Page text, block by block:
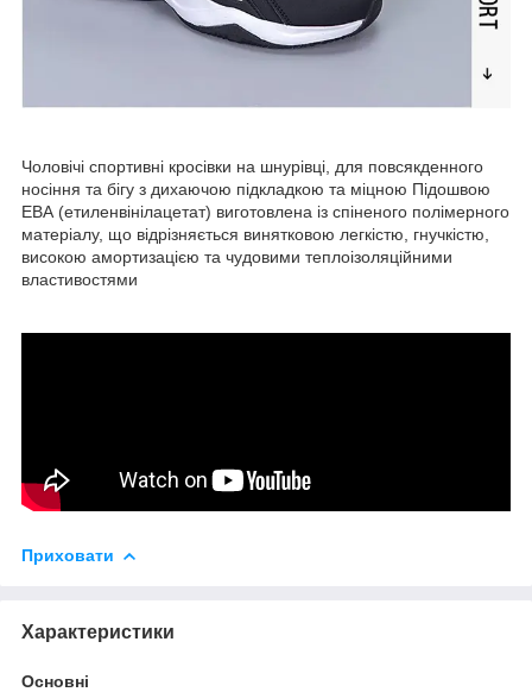
Чоловічі спортивні кросівки на шнурівці, для повсякденного
носіння та бігу з дихаючою підкладкою та міцною Підошвою
ЕВА (етиленвінілацетат) виготовлена із спіненого полімерного
матеріалу, що відрізняється винятковою легкістю, гнучкістю,
високою амортизацією та чудовими теплоізоляційними
властивостями
Приховати
Характеристики
Основні